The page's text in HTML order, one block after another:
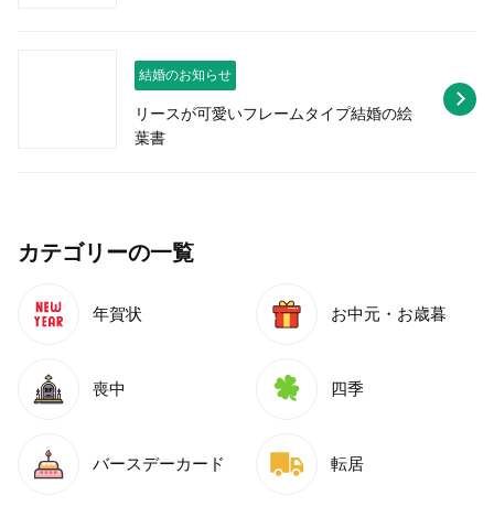
結婚のお知らせ
リースが可愛いフレームタイプ結婚の絵
葉書
カテゴリーの一覧
年賀状 お中元・お歳暮
喪中 四季
バースデーカード 転居